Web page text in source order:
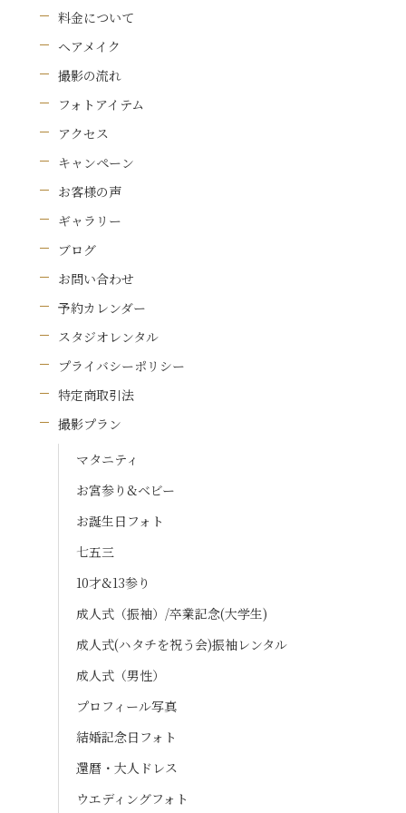
料金について
ヘアメイク
撮影の流れ
フォトアイテム
アクセス
キャンペーン
お客様の声
ギャラリー
ブログ
お問い合わせ
予約カレンダー
スタジオレンタル
プライバシーポリシー
特定商取引法
撮影プラン
マタニティ
お宮参り&ベビー
お誕生日フォト
七五三
10才&13参り
成人式（振袖）/卒業記念(大学生)
成人式(ハタチを祝う会)振袖レンタル
成人式（男性）
プロフィール写真
結婚記念日フォト
還暦・大人ドレス
ウエディングフォト